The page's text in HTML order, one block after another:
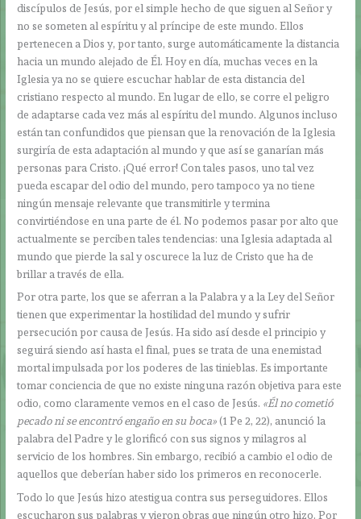
discípulos de Jesús, por el simple hecho de que siguen al Señor y
no se someten al espíritu y al príncipe de este mundo. Ellos
pertenecen a Dios y, por tanto, surge automáticamente la distancia
hacia un mundo alejado de Él. Hoy en día, muchas veces en la
Iglesia ya no se quiere escuchar hablar de esta distancia del
cristiano respecto al mundo. En lugar de ello, se corre el peligro
de adaptarse cada vez más al espíritu del mundo. Algunos incluso
están tan confundidos que piensan que la renovación de la Iglesia
surgiría de esta adaptación al mundo y que así se ganarían más
personas para Cristo. ¡Qué error! Con tales pasos, uno tal vez
pueda escapar del odio del mundo, pero tampoco ya no tiene
ningún mensaje relevante que transmitirle y termina
convirtiéndose en una parte de él. No podemos pasar por alto que
actualmente se perciben tales tendencias: una Iglesia adaptada al
mundo que pierde la sal y oscurece la luz de Cristo que ha de
brillar a través de ella.
Por otra parte, los que se aferran a la Palabra y a la Ley del Señor
tienen que experimentar la hostilidad del mundo y sufrir
persecución por causa de Jesús. Ha sido así desde el principio y
seguirá siendo así hasta el final, pues se trata de una enemistad
mortal impulsada por los poderes de las tinieblas. Es importante
tomar conciencia de que no existe ninguna razón objetiva para este
odio, como claramente vemos en el caso de Jesús. «Él no cometió
pecado ni se encontró engaño en su boca»(1 Pe 2, 22), anunció la
palabra del Padre y le glorificó con sus signos y milagros al
servicio de los hombres. Sin embargo, recibió a cambio el odio de
aquellos que deberían haber sido los primeros en reconocerle.
Todo lo que Jesús hizo atestigua contra sus perseguidores. Ellos
escucharon sus palabras y vieron obras que ningún otro hizo. Por